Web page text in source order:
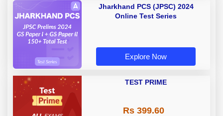
Jharkhand PCS (JPSC) 2024
Online Test Series
Explore Now
TEST PRIME
Rs 399.60